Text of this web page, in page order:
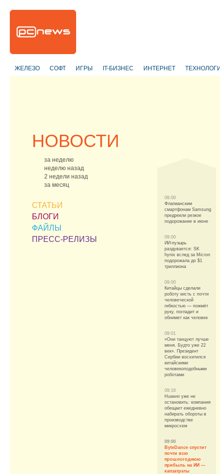
ЖЕЛЕЗО СОФТ ИГРЫ IT-БИЗНЕС ИНТЕРНЕТ
НОВОСТИ
за неделю
неделю назад
2 недели назад
за месяц
СТАТЬИ
БЛОГИ
ФАЙЛЫ
ПРЕСС-РЕЛИЗЫ
09:00
Флагманским
смартфонам Samsung
предрекли резкое
подорожание в июне
09:00
ИИ-пузырь
раздувается: SK
hynix вслед за Micron
подорожала до $1
триллиона
09:00
Китайцы сделали
роботу кисть с почти
человеческой
гибкостью — пожмёт
руку, погладит и
обнимет как человек
09:01
«Они танцуют лучше
меня. Будто уже 22
век». Президент
Сербии восхитился
китайскими
человекоподобными
роботами
09:16
Huawei уже не
остановить: компания
обещает ежедневно
набирать обороты в
производстве
микросхем
09:00
ByteDance спустит
почти всю
прошлогоднюю
прибыль на ИИ —
капзатраты